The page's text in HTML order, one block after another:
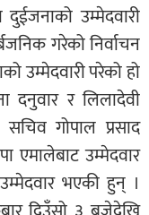
उम्मेदवारी
गरेको निर्वाचन
उम्मेदवारी परेको हो
दनुवार र लिलादेवी
गोपाल प्रसाद
एमालेबाट उम्मेदवार
भएकी हुन् ।